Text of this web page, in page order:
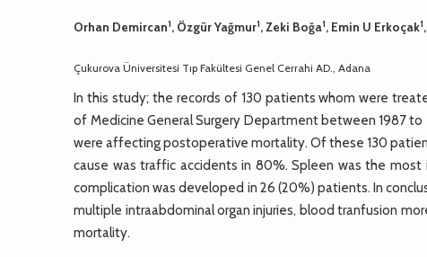
Orhan Demircan1, Özgür Yağmur1, Zeki Boğa1, Emin U Erkoçak1
Çukurova Üniversitesi Tıp Fakültesi Genel Cerrahi AD., Adana
In this study; the records of 130 patients whom were
of Medicine General Surgery Department between 1987
were affecting postoperative mortality. Of these 130
cause was traffic accidents in 80%. Spleen was the
complication was developed in 26 (20%) patients. In
multiple intraabdominal organ injuries, blood tranfusion
mortality.